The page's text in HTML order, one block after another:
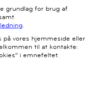
grundlag for brug af
.
på vores hjemmeside eller
til at kontakte:
i emnefeltet.